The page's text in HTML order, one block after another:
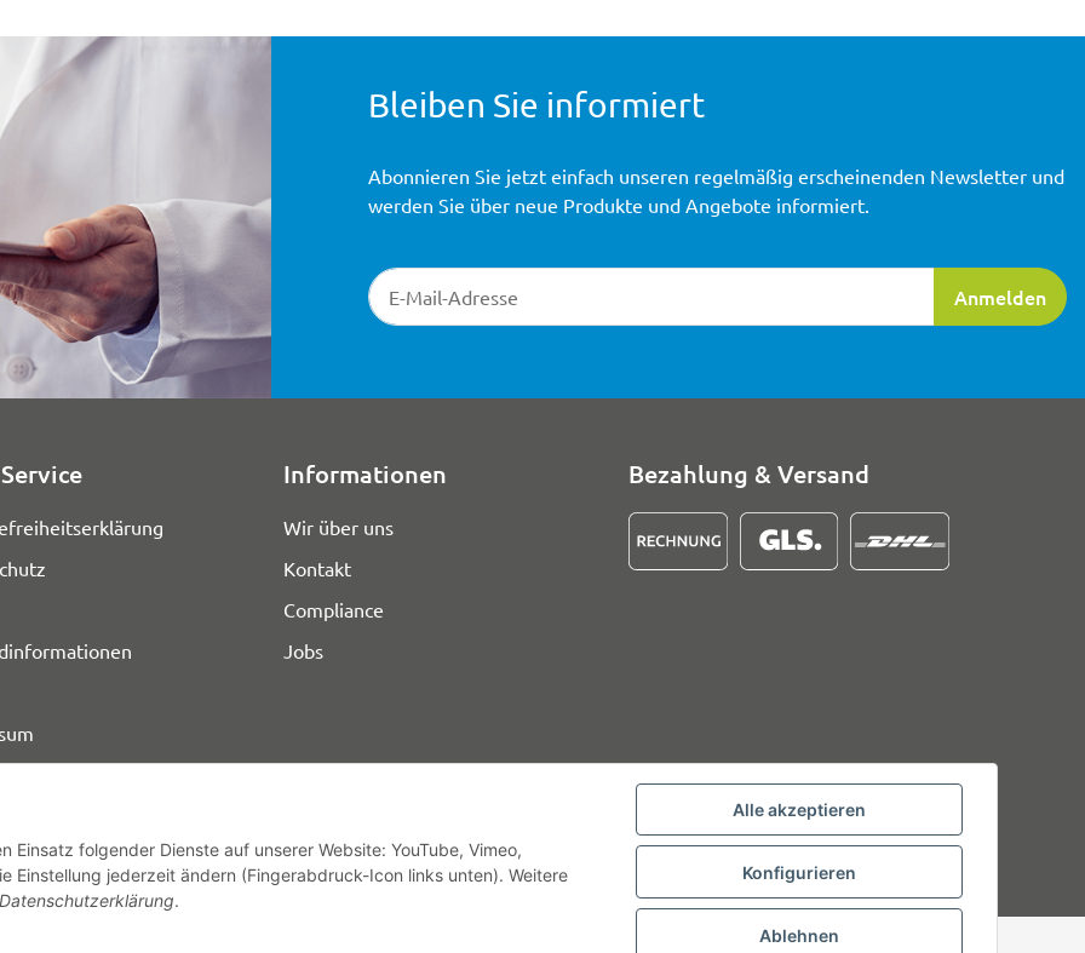
Alle akzeptieren
Konfigurieren
Ablehnen
Einsatz folgender Dienste auf unserer Website: YouTube, Vimeo,
Einstellung jederzeit ändern (Fingerabdruck-Icon links unten). Weitere
Datenschutzerklärung.
Bleiben Sie informiert
Newsletter-Registrierung
Anmelden
Abonnieren Sie jetzt einfach unseren regelmäßig erscheinenden Newsletter und
werden Sie über neue Produkte und Angebote informiert.
Informationen
Wir über uns
Kontakt
Compliance
Jobs
Bezahlung & Versand